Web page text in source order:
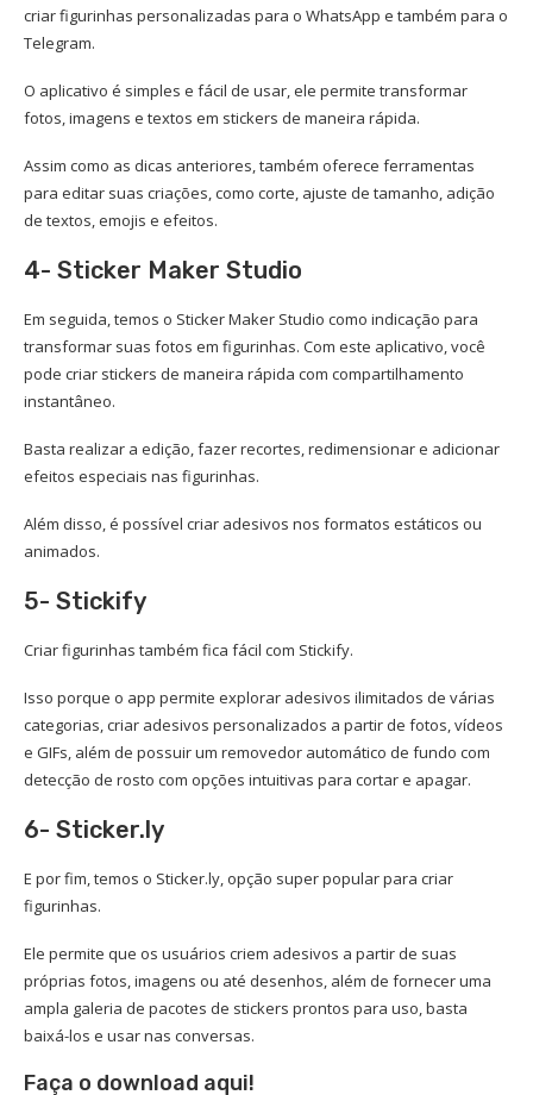
criar figurinhas personalizadas para o WhatsApp e também para o
Telegram.
O aplicativo é simples e fácil de usar, ele permite transformar
fotos, imagens e textos em stickers de maneira rápida.
Assim como as dicas anteriores, também oferece ferramentas
para editar suas criações, como corte, ajuste de tamanho, adição
de textos, emojis e efeitos.
4- Sticker Maker Studio
Em seguida, temos o Sticker Maker Studio como indicação para
transformar suas fotos em figurinhas. Com este aplicativo, você
pode criar stickers de maneira rápida com compartilhamento
instantâneo.
Basta realizar a edição, fazer recortes, redimensionar e adicionar
efeitos especiais nas figurinhas.
Além disso, é possível criar adesivos nos formatos estáticos ou
animados.
5- Stickify
Criar figurinhas também fica fácil com Stickify.
Isso porque o app permite explorar adesivos ilimitados de várias
categorias, criar adesivos personalizados a partir de fotos, vídeos
e GIFs, além de possuir um removedor automático de fundo com
detecção de rosto com opções intuitivas para cortar e apagar.
6- Sticker.ly
E por fim, temos o Sticker.ly, opção super popular para criar
figurinhas.
Ele permite que os usuários criem adesivos a partir de suas
próprias fotos, imagens ou até desenhos, além de fornecer uma
ampla galeria de pacotes de stickers prontos para uso, basta
baixá-los e usar nas conversas.
Faça o download aqui!